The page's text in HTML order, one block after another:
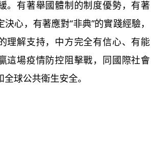
。有著舉國體制的制度優勢，有著
心，有著應對“非典”的實踐經驗，
理解支持，中方完全有信心、有能
這場疫情防控阻擊戰，同國際社會
球公共衛生安全。